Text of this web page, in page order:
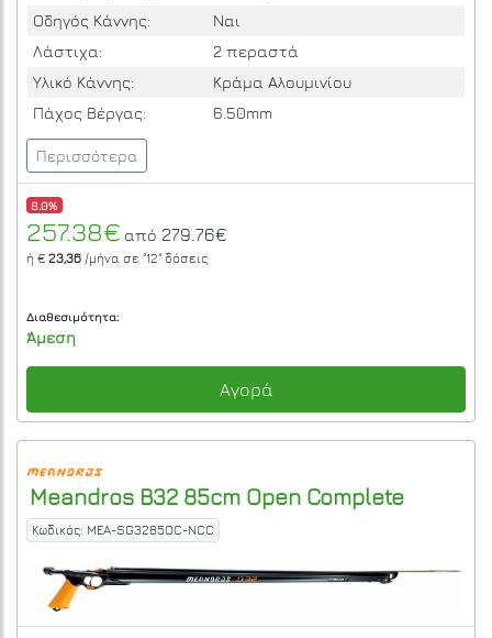
Οδηγός Κάννης:
Ναι
Λάστιχα:
2 περαστά
Υλικό Κάννης:
Κράμα Αλουμινίου
Πάχος Βέργας:
6.50mm
Περισσότερα
8.0%
257.38€ από 279.76€
ή € 23,36 /μήνα σε "12" δόσεις
Διαθεσιμότητα:
Άμεση
Αγορά
Meandros B32 85cm Open Complete
Κωδικός: MEA-SG3285OC-NCC